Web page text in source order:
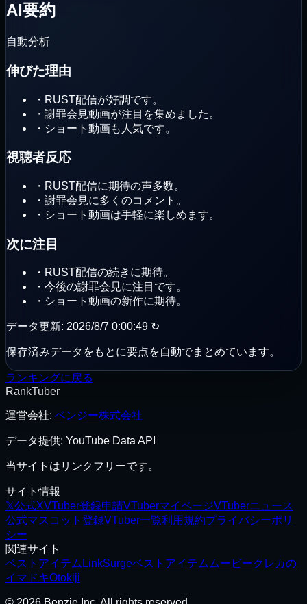
AI要約
自動分析
伸びた理由
・ RUST配信が好調です。
・ 謝罪会見動画が注目を集めました。
・ ショート動画も人気です。
視聴者反応
・ RUST配信に期待の声多数。
・ 謝罪会見に多くのコメント。
・ ショート動画は手軽に楽しめます。
次に注目
・ RUST配信の続きに期待。
・ 今後の謝罪会見に注目です。
・ ショート動画の新作に期待。
データ更新: 2026/8/7 0:00:49 ↻
保存済みデータをもとに要点を自動でまとめています。
ランキングに戻る
RankTuber
運営会社: ベンジー株式会社
データ提供: YouTube Data API
当サイトはリンクフリーです。
サイト情報
𝕏公式XVTuber登録申請VTuberマイページVTuberニュース
公式マスコット 登録VTuber一覧利用規約プライバシーポリ
シー
関連サイト
ベストアイテムLinkSurgeベストアイテムムービークレカの
イマドキOtokiji